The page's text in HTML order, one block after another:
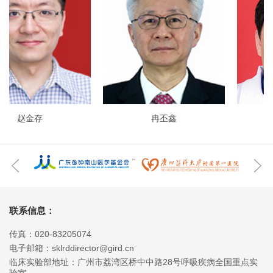
金存 冉丕鑫
联系信息：
传真：020-83205074
电子邮箱：sklrddirector@gird.cn
临床实验部地址：广州市荔湾区桥中中路28号呼吸疾病全国重点实